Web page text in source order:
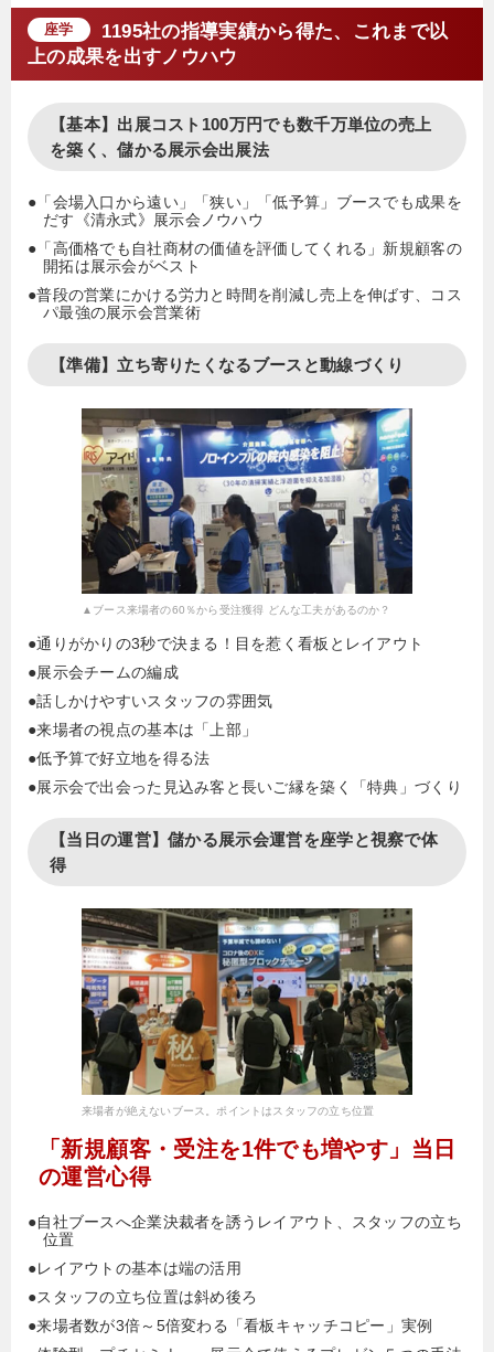
座学
1195社の指導実績から得た、これまで以
上の成果を出すノウハウ
【基本】出展コスト100万円でも数千万単位の売上
を築く、儲かる展示会出展法
●「会場入口から遠い」「狭い」「低予算」ブースでも成果を
だす《清永式》展示会ノウハウ
●「高価格でも自社商材の価値を評価してくれる」新規顧客の
開拓は展示会がベスト
●普段の営業にかける労力と時間を削減し売上を伸ばす、コス
パ最強の展示会営業術
【準備】立ち寄りたくなるブースと動線づくり
▲ブース来場者の60％から受注獲得 どんな工夫があるのか？
●通りがかりの3秒で決まる！目を惹く看板とレイアウト
●展示会チームの編成
●話しかけやすいスタッフの雰囲気
●来場者の視点の基本は「上部」
●低予算で好立地を得る法
●展示会で出会った見込み客と長いご縁を築く「特典」づくり
【当日の運営】儲かる展示会運営を座学と視察で体
得
来場者が絶えないブース。ポイントはスタッフの立ち位置
「新規顧客・受注を1件でも増やす」当日
の運営心得
●自社ブースへ企業決裁者を誘うレイアウト、スタッフの立ち
位置
●レイアウトの基本は端の活用
●スタッフの立ち位置は斜め後ろ
●来場者数が3倍～5倍変わる「看板キャッチコピー」実例